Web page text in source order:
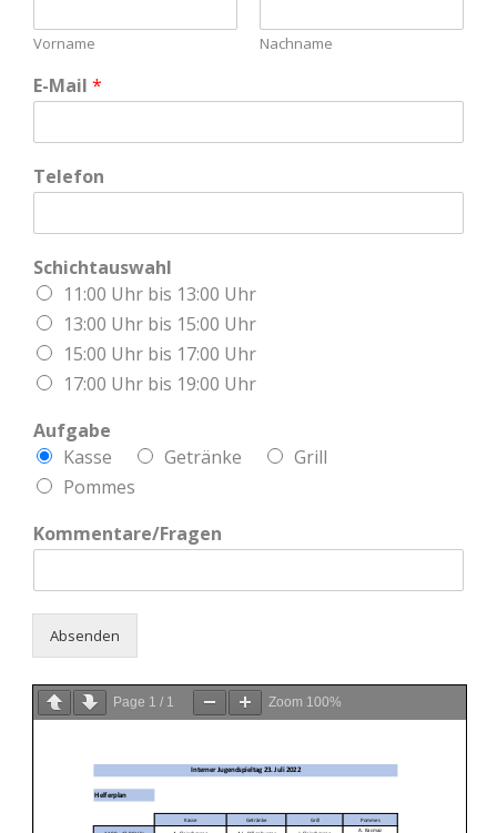
Vorname Nachname
E-Mail *
Telefon
Schichtauswahl
11:00 Uhr bis 13:00 Uhr
13:00 Uhr bis 15:00 Uhr
15:00 Uhr bis 17:00 Uhr
17:00 Uhr bis 19:00 Uhr
Aufgabe
Kasse
Getränke
Grill
Pommes
Kommentare/Fragen
Absenden
Page 1 / 1 Zoom 100%